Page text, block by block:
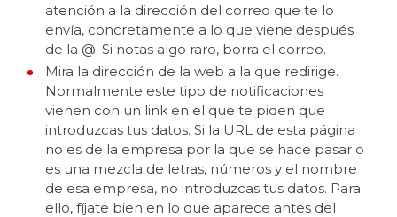
atención a la dirección del correo que te lo
envía, concretamente a lo que viene después
de la @. Si notas algo raro, borra el correo.
Mira la dirección de la web a la que redirige.
Normalmente este tipo de notificaciones
vienen con un link en el que te piden que
introduzcas tus datos. Si la URL de esta página
no es de la empresa por la que se hace pasar o
es una mezcla de letras, números y el nombre
de esa empresa, no introduzcas tus datos. Para
ello, fíjate bien en lo que aparece antes del